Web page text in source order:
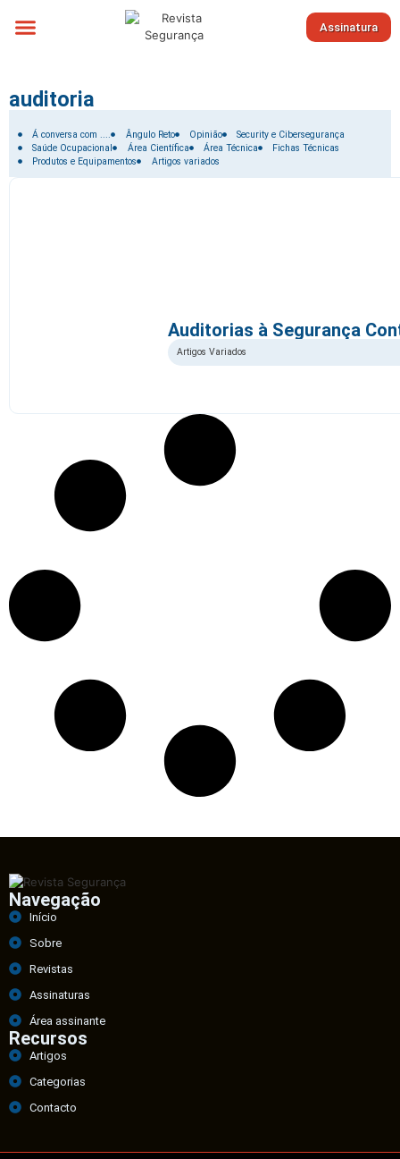
Assinatura
auditoria
Filtrar por:
Á conversa com .... Ângulo Reto Opinião
Security e Cibersegurança
Saúde Ocupacional
Área Científica Área Técnica
Fichas Técnicas
Produtos e Equipamentos
Artigos variados
Auditorias à Segurança
Artigos Variados
Navegação
Início
Sobre
Revistas
Assinaturas
Área assinante
Recursos
Artigos
Categorias
Contacto